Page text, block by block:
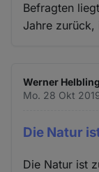
Befragten
Jahre zurück,
Werner
Mo. 28 Okt
Die Natur
Die Natur ist